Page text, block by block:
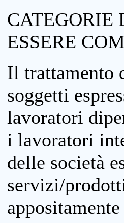
CATEGORIE
ESSERE
Il trattamento
soggetti
lavoratori
i lavoratori
delle società
servizi/